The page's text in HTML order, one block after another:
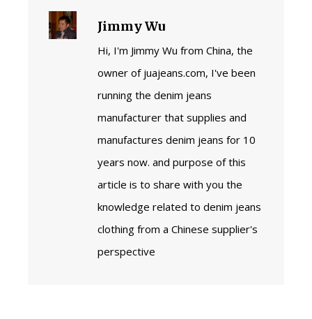
Jimmy Wu
Hi, I'm Jimmy Wu from China, the
owner of juajeans.com, I've been
running the denim jeans
manufacturer that supplies and
manufactures denim jeans for 10
years now. and purpose of this
article is to share with you the
knowledge related to denim jeans
clothing from a Chinese supplier's
perspective